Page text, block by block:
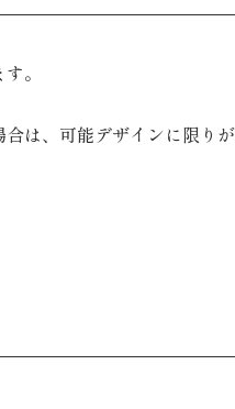
。
は、可能デザインに限りが